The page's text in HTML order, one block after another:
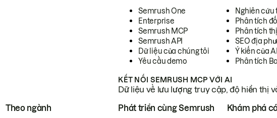
Semrush One
Enterprise
Semrush MCP
Semrush API
Dữ liệu của chúng tôi
Yêu cầu demo
Nghiên cứu
Phân tích
Phân tích
SEO địa
Ý kiến của
Phân tích
KẾT NỐI SEMRUSH MCP VỚI AI
Dữ liệu về lưu lượng truy cập, độ hiển thị
Theo ngành Phát triển cùng Semrush Khám phá